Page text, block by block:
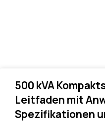
500 kVA
Leitfaden mit
Spezifikationen